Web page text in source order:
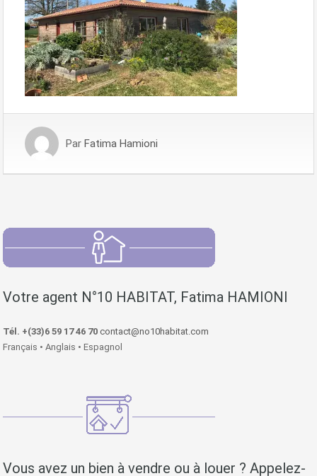
Par Fatima Hamioni
Votre agent N°10 HABITAT, Fatima HAMIONI
Tél. +(33)6 59 17 46 70 contact@no10habitat.com
Français • Anglais • Espagnol
Vous avez un bien à vendre ou à louer ? Appelez-